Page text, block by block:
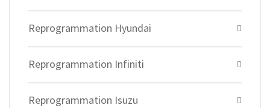
Reprogrammation Hyundai
Reprogrammation Infiniti
Reprogrammation Isuzu